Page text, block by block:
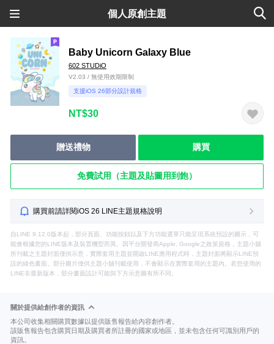
個人原創主題
Baby Unicorn Galaxy Blue
602 STUDiO
V2.03 / 無使用效期限制
支援iOS 26部分設計規格
NT$30
贈送禮物 購買
免費試用（主題及貼圖用到飽）
購買前請詳閱iOS 26 LINE主題規格說明
自LINE 9.12.0版本起，部分頁面、功能按鈕以及下方功能選單只能呈現系統預設的圖示，可
能會根據您的LINE版本及裝置機型而異。因平台開發商Apple, Google之政策規格，主題小舖
所刊載之主題封面僅供示意，實際套用主題並開啟LINE應用程式時，主題封面將顯示LINE預
設的綠色畫面。部分圖片僅供主題小舖刊載使用，不會顯示在實際套用的主題內。若您使用的
LINE非最新版本，部分畫面設計可能與下方示意圖有所不同。
關於提供給創作者的資訊
本公司收集相關購買數據以提供販售報告給內容創作者。
該販售報告包含購買日期及購買者所註冊的國家或地區，並未包含任何可識別用戶的
資訊。